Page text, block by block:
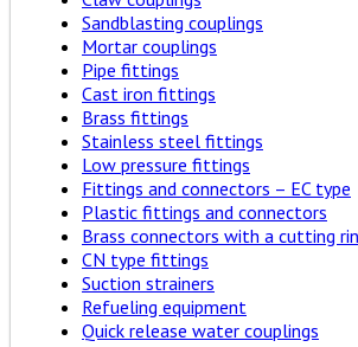
Sandblasting couplings
Mortar couplings
Pipe fittings
Cast iron fittings
Brass fittings
Stainless steel fittings
Low pressure fittings
Fittings and connectors – EC type
Plastic fittings and connectors
Brass connectors with a cutting
CN type fittings
Suction strainers
Refueling equipment
Quick release water couplings